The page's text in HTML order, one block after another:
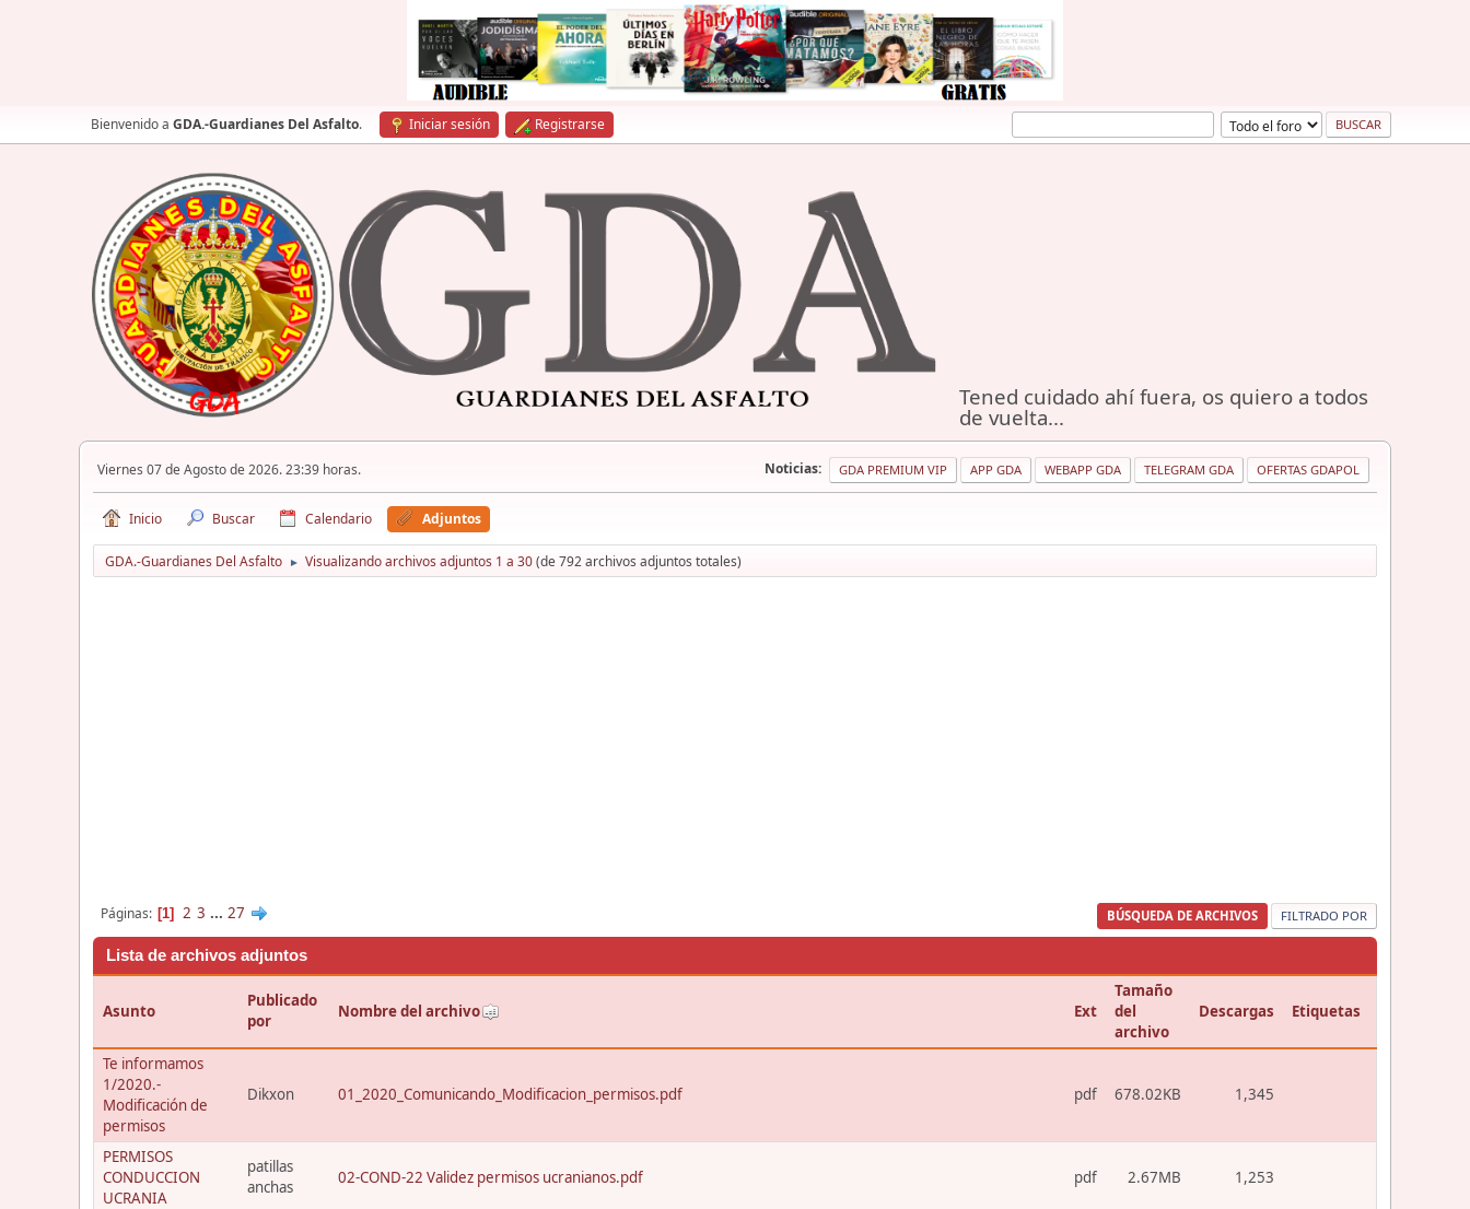
Bienvenido a GDA.-Guardianes Del Asfalto. Iniciar sesión Registrarse
Tened cuidado ahí fuera, os quiero a todos
de vuelta...
Viernes 07 de Agosto de 2026. 23:39 horas. Noticias: GDA PREMIUM VIP APP GDA WEBAPP GDA TELEGRAM GDA OFERTAS GDAPOL
Inicio Buscar Calendario Adjuntos
GDA.-Guardianes Del Asfalto ► Visualizando archivos adjuntos 1 a 30(de 792 archivos adjuntos totales)
BÚSQUEDA DE ARCHIVOS FILTRADO POR
Páginas 1 2 3 ... 27
Lista de archivos adjuntos
Asunto
Publicado
por
Nombre del archivo Ext
Tamaño
del
archivo
Descargas Etiquetas
Te informamos
1/2020.-
Modificación de
permisos
Dikxon 01_2020_Comunicando_Modificacion_permisos.pdf pdf 678.02KB 1,345
PERMISOS
CONDUCCION
UCRANIA
patillas
anchas
02-COND-22 Validez permisos ucranianos.pdf pdf 2.67MB 1,253